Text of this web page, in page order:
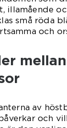
illamående
små röda
och
av
och